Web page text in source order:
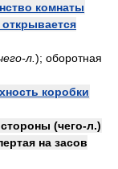
комнаты
л. ); оборотная
коробки
(чего-л.)
на засов